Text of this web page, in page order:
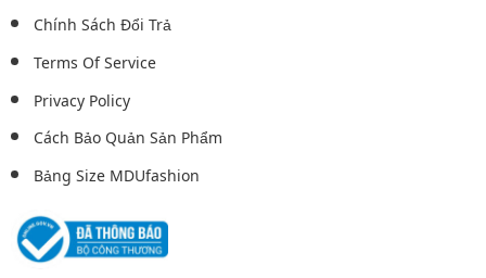
Chính Sách Đổi Trả
Terms Of Service
Privacy Policy
Cách Bảo Quản Sản Phẩm
Bảng Size MDUfashion